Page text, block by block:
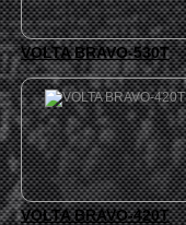
VOLTA BRAVO-530T
VOLTA BRAVO-420T